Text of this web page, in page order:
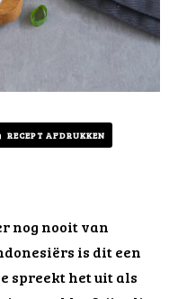
RECEPT AFDRUKKEN
nog nooit van
is dit een
spreekt het uit als